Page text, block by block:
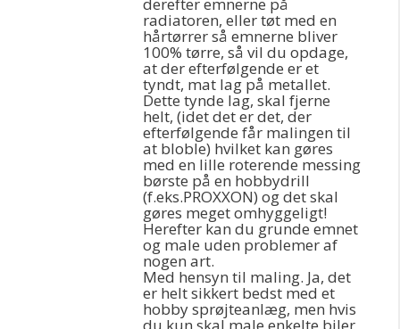
radiatoren, eller tøt med en
hårtørrer så emnerne bliver
100% tørre, så vil du opdage,
at der efterfølgende er et
tyndt, mat lag på metallet.
Dette tynde lag, skal fjerne
helt, (idet det er det, der
efterfølgende får malingen til
at bloble) hvilket kan gøres
med en lille roterende messing
børste på en hobbydrill
(f.eks.PROXXON) og det skal
gøres meget omhyggeligt!
Herefter kan du grunde emnet
og male uden problemer af
nogen art.
Med hensyn til maling. Ja, det
er helt sikkert bedst med et
hobby sprøjteanlæg, men hvis